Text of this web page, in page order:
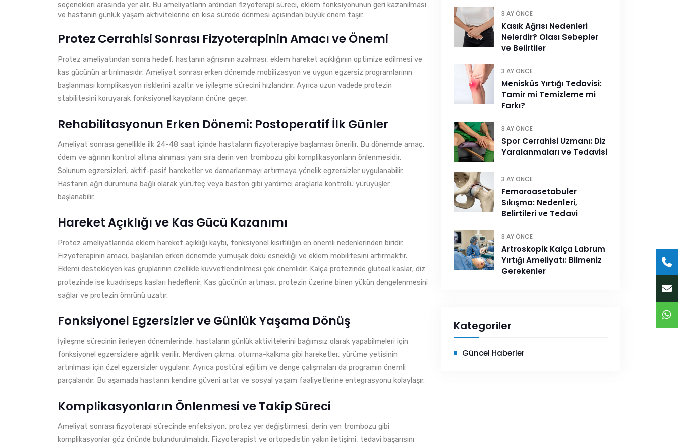
seçenekleri arasında yer alır. Bu ameliyatların ardından fizyoterapi süreci, eklem fonksiyonunun geri kazanılması
ve hastanın günlük yaşam aktivitelerine en kısa sürede dönmesi açısından büyük önem taşır.
Protez Cerrahisi Sonrası Fizyoterapinin Amacı ve Önemi
Protez ameliyatından sonra hedef, hastanın ağrısının azalması, eklem hareket açıklığının optimize edilmesi ve
kas gücünün artırılmasıdır. Ameliyat sonrası erken dönemde mobilizasyon ve uygun egzersiz programlarının
başlanması komplikasyon risklerini azaltır ve iyileşme sürecini hızlandırır. Ayrıca uzun vadede protezin
stabilitesini koruyarak fonksiyonel kayıpların önüne geçer.
Rehabilitasyonun Erken Dönemi: Postoperatif İlk Günler
Ameliyat sonrası genellikle ilk 24-48 saat içinde hastaların fizyoterapiye başlaması önerilir. Bu dönemde amaç,
ödem ve ağrının kontrol altına alınması yanı sıra derin ven trombozu gibi komplikasyonların önlenmesidir.
Solunum egzersizleri, aktif-pasif hareketler ve damarlanmayı artırmaya yönelik egzersizler uygulanabilir.
Hastanın ağrı durumuna bağlı olarak yürüteç veya baston gibi yardımcı araçlarla kontrollü yürüyüşler
başlanabilir.
Hareket Açıklığı ve Kas Gücü Kazanımı
Protez ameliyatlarında eklem hareket açıklığı kaybı, fonksiyonel kısıtlılığın en önemli nedenlerinden biridir.
Fizyoterapinin amacı, başlanılan erken dönemde yumuşak doku esnekliği ve eklem mobilitesini artırmaktır.
Eklemi destekleyen kas gruplarının özellikle kuvvetlendirilmesi çok önemlidir. Kalça protezinde gluteal kaslar; diz
protezinde ise kuadriseps kasları hedeflenir. Kas gücünün artması, protezin üzerine binen yükün dengelenmesini
sağlar ve protezin ömrünü uzatır.
Fonksiyonel Egzersizler ve Günlük Yaşama Dönüş
İyileşme sürecinin ilerleyen dönemlerinde, hastaların günlük aktivitelerini bağımsız olarak yapabilmeleri için
fonksiyonel egzersizlere ağırlık verilir. Merdiven çıkma, oturma-kalkma gibi hareketler, yürüme yetisinin
artırılması için özel egzersizler uygulanır. Ayrıca postüral eğitim ve denge çalışmaları da programın önemli
parçalarıdır. Bu aşamada hastanın kendine güveni artar ve sosyal yaşam faaliyetlerine entegrasyonu kolaylaşır.
Komplikasyonların Önlenmesi ve Takip Süreci
Ameliyat sonrası fizyoterapi sürecinde enfeksiyon, protez yer değiştirmesi, derin ven trombozu gibi
komplikasyonlar göz önünde bulundurulmalıdır. Fizyoterapist ve ortopedistin yakın iletişimi, tedavi başarısını
3 AY ÖNCE
Kasık Ağrısı Nedenleri
Nelerdir? Olası Sebepler
ve Belirtiler
3 AY ÖNCE
Menisküs Yırtığı Tedavisi:
Tamir mi Temizleme mi
Farkı?
3 AY ÖNCE
Spor Cerrahisi Uzmanı: Diz
Yaralanmaları ve Tedavisi
3 AY ÖNCE
Femoroasetabuler
Sıkışma: Nedenleri,
Belirtileri ve Tedavi
3 AY ÖNCE
Artroskopik Kalça Labrum
Yırtığı Ameliyatı: Bilmeniz
Gerekenler
Kategoriler
Güncel Haberler